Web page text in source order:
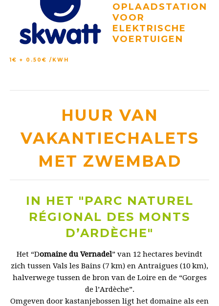
OPLAADSTATION
VOOR
ELEKTRISCHE
VOERTUIGEN
1€ + 0.50€ /KWH
HUUR VAN
VAKANTIECHALETS
MET ZWEMBAD
IN HET "PARC NATUREL
RÉGIONAL DES MONTS
D’ARDÈCHE"
Het “Domaine du Vernadel” van 12 hectares bevindt
zich tussen Vals les Bains (7 km) en Antraigues (10 km),
halverwege tussen de bron van de Loire en de “Gorges
de l’Ardèche”.
Omgeven door kastanjebossen ligt het domaine als een